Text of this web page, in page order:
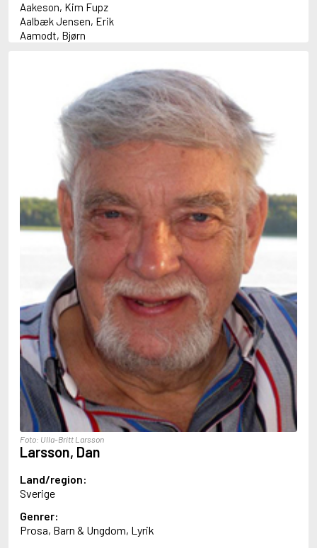
Aakeson, Kim Fupz
Aalbæk Jensen, Erik
Aamodt, Bjørn
Abbott, Megan
Abdel-Fattah, Randa
Abdolah, Kader
Abé, Kobo
Abedi, Isabel
Abele, Inga
Abgarjan, Narine
Abish, Walter
Aboulela, Leila
Abrahams, Peter (f. 1919)
Abrahams, Peter (f. 1947)
Abrahamson, Emmy
Abse, Dannie
Abu-Jaber, Diana
Abulhawa, Susan
Aburas, Lone
Achebe, Chinua
Achmatova, Anna
Aciman, André
Ackebo, Lena
Acker, Kathy
Ackroyd, Peter
Adam de la Halle
Adamov, Arthur
Adams, Douglas
Adams, Herbert
Adams, Jane
Adams, Richard
Adbåge, Emma
Adbåge, Lisen
Adelborg, Ottilia
Foto: Ulla-Britt Larsson
Larsson, Dan
Land/region:
Sverige
Genrer:
Prosa, Barn & Ungdom, Lyrik